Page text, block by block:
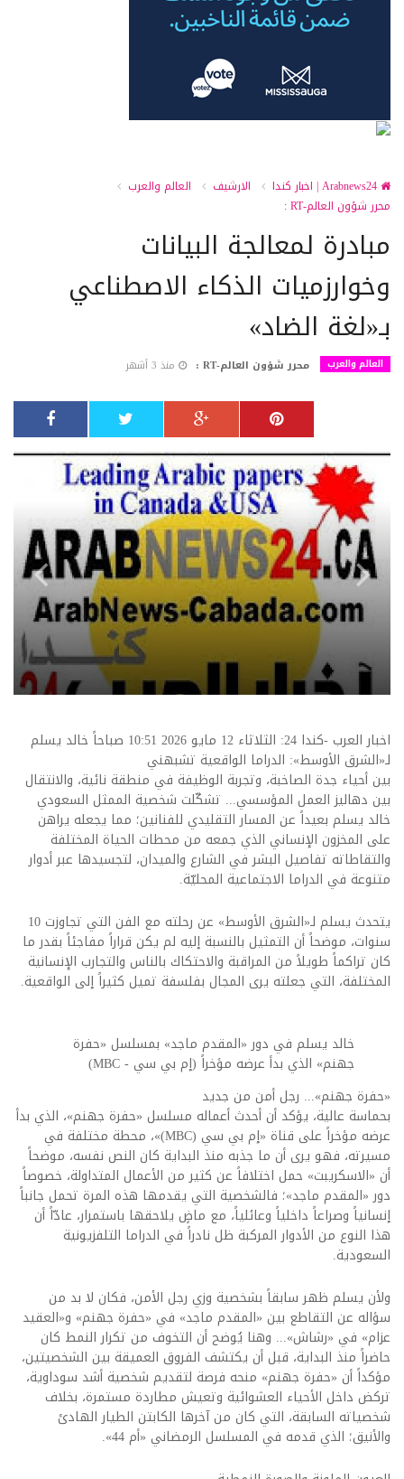
الارشيف
العالم والعرب
محرر شؤون العالم-RT :
مبادرة لمعالجة البيانات
وخوارزميات الذكاء الاصطناعي
بـ«لغة الضاد»
العالم والعرب محرر شؤون العالم-RT : منذ 3 أشهر
اخبار العرب -كندا 24: الثلاثاء 12 مايو 2026 10:51 صباحاً خالد يسلم
لـ«الشرق الأوسط»: الدراما الواقعية تشبهني
بين أحياء جدة الصاخبة، وتجربة الوظيفة في منطقة نائية، والانتقال
بين دهاليز العمل المؤسسي... تشكّلت شخصية الممثل السعودي
خالد يسلم بعيداً عن المسار التقليدي للفنانين؛ مما يجعله يراهن
على المخزون الإنساني الذي جمعه من محطات الحياة المختلفة
والتقاطاته تفاصيل البشر في الشارع والميدان، لتجسيدها عبر أدوار
متنوعة في الدراما الاجتماعية المحليّة.
يتحدث يسلم لـ«الشرق الأوسط» عن رحلته مع الفن التي تجاوزت 10
سنوات، موضحاً أن التمثيل بالنسبة إليه لم يكن قراراً مفاجئاً بقدر ما
كان تراكماً طويلاً من المراقبة والاحتكاك بالناس والتجارب الإنسانية
المختلفة، التي جعلته يرى المجال بفلسفة تميل كثيراً إلى الواقعية.
خالد يسلم في دور «المقدم ماجد» بمسلسل «حفرة
جهنم» الذي بدأ عرضه مؤخراً (إم بي سي - MBC)
«حفرة جهنم»... رجل أمن من جديد
بحماسة عالية، يؤكد أن أحدث أعماله مسلسل «حفرة جهنم»، الذي بدأ
عرضه مؤخراً على قناة «إم بي سي (MBC)»، محطة مختلفة في
مسيرته، فهو يرى أن ما جذبه منذ البداية كان النص نفسه، موضحاً
أن «الاسكريبت» حمل اختلافاً عن كثير من الأعمال المتداولة، خصوصاً
دور «المقدم ماجد»؛ فالشخصية التي يقدمها هذه المرة تحمل جانباً
إنسانياً وصراعاً داخلياً وعائلياً، مع ماضٍ يلاحقها باستمرار، عادّاً أن
هذا النوع من الأدوار المركبة ظل نادراً في الدراما التلفزيونية
السعودية.
ولأن يسلم ظهر سابقاً بشخصية وزي رجل الأمن، فكان لا بد من
سؤاله عن التقاطع بين «المقدم ماجد» في «حفرة جهنم» و«العقيد
عزام» في «رشاش»... وهنا يُوضح أن التخوف من تكرار النمط كان
حاضراً منذ البداية، قبل أن يكتشف الفروق العميقة بين الشخصيتين،
مؤكداً أن «حفرة جهنم» منحه فرصة لتقديم شخصية أشد سوداوية،
تركض داخل الأحياء العشوائية وتعيش مطاردة مستمرة، بخلاف
شخصياته السابقة، التي كان من آخرها الكابتن الطيار الهادئ
والأنيق؛ الذي قدمه في المسلسل الرمضاني «أم 44».